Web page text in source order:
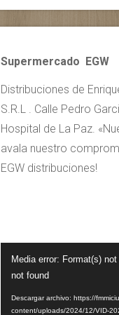
Supermercado EGW
Distribuciones de
S.R.L . Calle Pedro
Hospital de La Paz.
avala nuestro
EGW distribuciones!
de
Media error: Format(s)
not found
Descargar archivo: https://
content/uploads/2024/12/VID-